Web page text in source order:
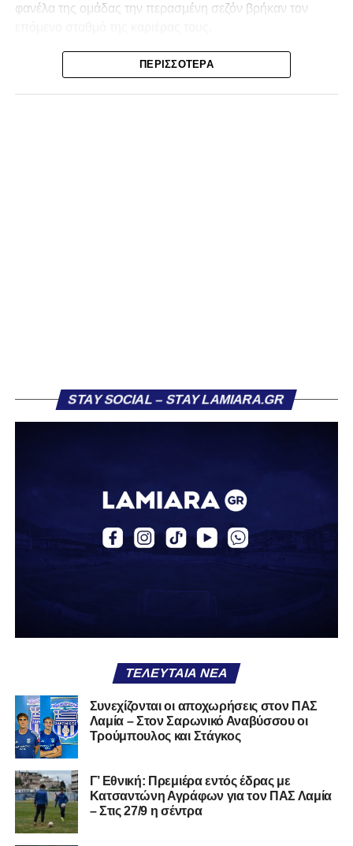
φανέλα της ομάδας την περασμένη σεζόν βρήκαν τον
Ο λόγος για τον Βασίλη Τρούμπουλο και τον Χρυσόστομο
Στάγκο, οι οποίοι θα συνεχίσουν μαζί την ποδοσφαιρική
«Ο Α.Ο. Σαρωνικός Αναβύσσου ανακοινώνει την
περσινή σεζόν πραγματοποίησε γεμάτη χρονιά στη Γ’
Στο παρελθόν αγωνίστηκε στην ΑΕΚ Β’, με την οποία
κατέγραψε 10 συμμετοχές στη Super League 2, καθώς
επίσης σε Εθνικό και Ζάκυνθο. Ξεκίνησε την καριέρα του
στις 26 Σεπτεμβρίου 2021.
Καλωσορίζουμε τον Βασίλη στην οικογένεια του
Σαρωνικού και του ευχόμαστε υγεία και πολλές
επιτυχίες.»
Η ανακοίνωση για τον Χρυσόστομο Στάγκο
ΠΕΡΙΣΣΌΤΕΡΑ
STAY SOCIAL – STAY LAMIARA.GR
ΤΕΛΕΥΤΑΊΑ ΝΈΑ
Συνεχίζονται οι αποχωρήσεις στον ΠΑΣ
Λαμία – Στον Σαρωνικό Αναβύσσου οι
Τρούμπουλος και Στάγκος
Γ’ Εθνική: Πρεμιέρα εντός έδρας με
Κατσαντώνη Αγράφων για τον ΠΑΣ Λαμία
– Στις 27/9 η σέντρα